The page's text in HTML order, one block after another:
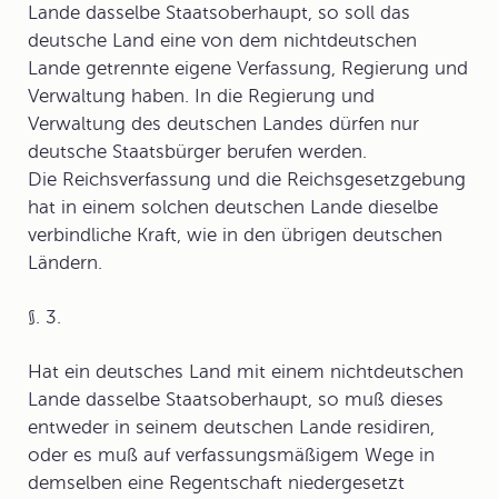
Lande dasselbe Staatsoberhaupt, so soll das
deutsche Land eine von dem nichtdeutschen
Lande getrennte eigene Verfassung, Regierung und
Verwaltung haben. In die Regierung und
Verwaltung des deutschen Landes dürfen nur
deutsche Staatsbürger berufen werden.
Die Reichsverfassung und die Reichsgesetzgebung
hat in einem solchen deutschen Lande dieselbe
verbindliche Kraft, wie in den übrigen deutschen
Ländern.
§. 3.
Hat ein deutsches Land mit einem nichtdeutschen
Lande dasselbe Staatsoberhaupt, so muß dieses
entweder in seinem deutschen Lande residiren,
oder es muß auf verfassungsmäßigem Wege in
demselben eine Regentschaft niedergesetzt